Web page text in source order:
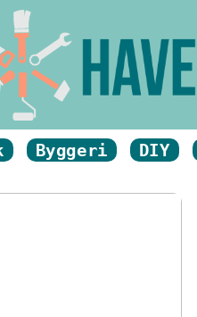
Byggeri DIY